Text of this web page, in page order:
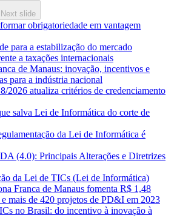
Next slide
obrigatoriedade em vantagem
para a estabilização do mercado
a taxações internacionais
de Manaus: inovação, incentivos e
para a indústria nacional
2026 atualiza critérios de credenciamento
salva Lei de Informática do corte de
da Lei de Informática é
(4.0): Principais Alterações e Diretrizes
da Lei de TICs (Lei de Informática)
Franca de Manaus fomenta R$ 1,48
mais de 420 projetos de PD&I em 2023
no Brasil: do incentivo à inovação à